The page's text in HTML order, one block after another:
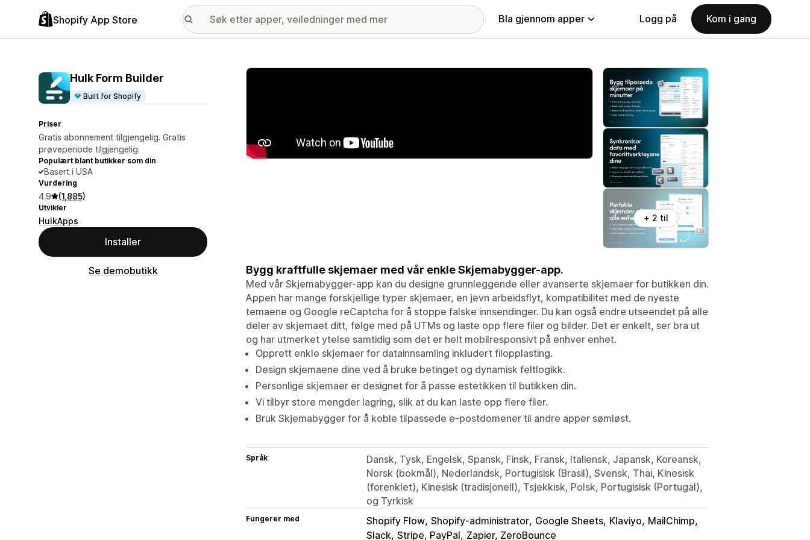
Shopify App Store Bla gjennom apper Logg på Kom i gang
Hulk Form Builder
Built for Shopify
Priser
Gratis abonnement tilgjengelig. Gratis
prøveperiode tilgjengelig.
Populært blant butikker som din
Basert i USA
Vurdering
4.9 (1,885)
Utvikler
HulkApps
Installer
Se demobutikk
Galleri med fremhevede bilder
+ 2 til
Bygg kraftfulle skjemaer med vår enkle Skjemabygger-app.
Med vår Skjemabygger-app kan du designe grunnleggende eller avanserte skjemaer for butikken din.
Appen har mange forskjellige typer skjemaer, en jevn arbeidsflyt, kompatibilitet med de nyeste
temaene og Google reCaptcha for å stoppe falske innsendinger. Du kan også endre utseendet på alle
deler av skjemaet ditt, følge med på UTMs og laste opp flere filer og bilder. Det er enkelt, ser bra ut
og har utmerket ytelse samtidig som det er helt mobilresponsivt på enhver enhet.
Opprett enkle skjemaer for datainnsamling inkludert filopplasting.
Design skjemaene dine ved å bruke betinget og dynamisk feltlogikk.
Personlige skjemaer er designet for å passe estetikken til butikken din.
Vi tilbyr store mengder lagring, slik at du kan laste opp flere filer.
Bruk Skjemabygger for å koble tilpassede e-postdomener til andre apper sømløst.
Språk
Dansk, Tysk, Engelsk, Spansk, Finsk, Fransk, Italiensk, Japansk, Koreansk,
Norsk (bokmål), Nederlandsk, Portugisisk (Brasil), Svensk, Thai, Kinesisk
(forenklet), Kinesisk (tradisjonell), Tsjekkisk, Polsk, Portugisisk (Portugal),
og Tyrkisk
Fungerer med Shopify Flow Shopify-administrator Google Sheets Klaviyo MailChimp
Slack Stripe, PayPal Zapier, ZeroBounce